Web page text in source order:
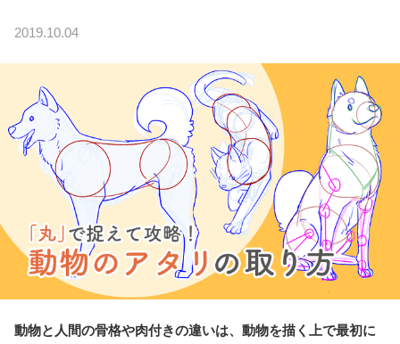
2019.10.04
動物と人間の骨格や肉付きの違いは、動物を描く上で最初に